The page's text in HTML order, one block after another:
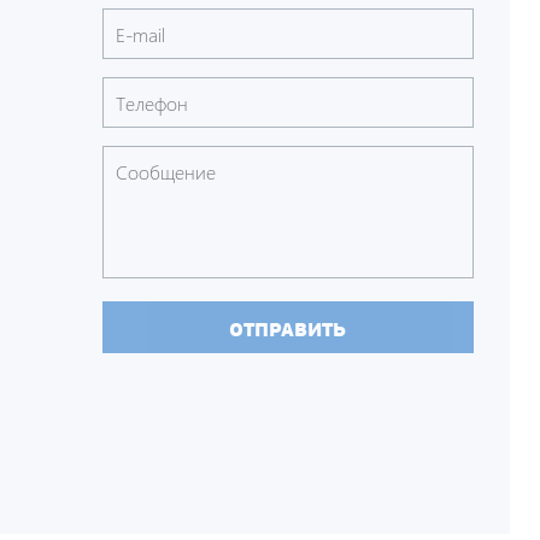
ОТПРАВИТЬ